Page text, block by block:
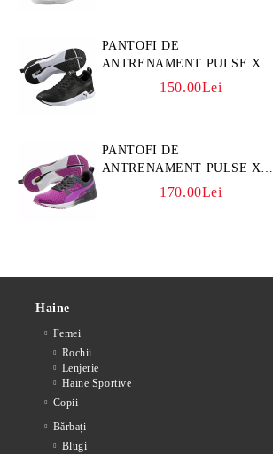
PANTOFI DE
ANTRENAMENT PULSE XT
150.00Lei
PANTOFI DE
ANTRENAMENT PULSE XT
170.00Lei
Haine
Femei
Rochii
Lenjerie
Haine Sportive
Copii
Bărbați
Blugi